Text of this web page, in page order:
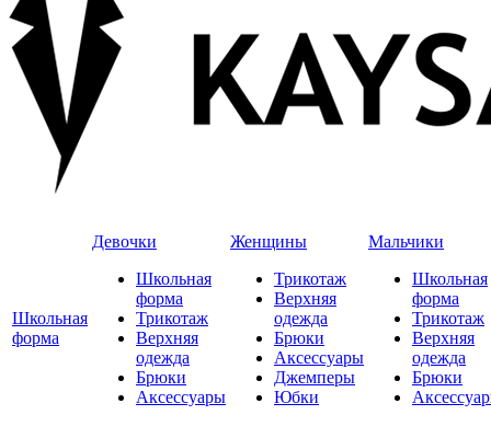
Школьная
форма
Девочки
Школьная
форма
Трикотаж
Верхняя
одежда
Брюки
Аксессуары
Женщины
Трикотаж
Верхняя
одежда
Брюки
Аксессуары
Джемперы
Юбки
Мальчики
Школьная
форма
Трикотаж
Верхняя
одежда
Брюки